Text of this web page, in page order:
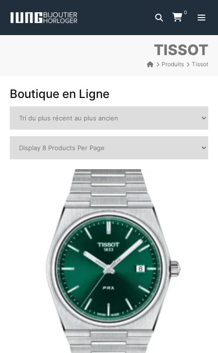
0
TISSOT
Produits Tissot
Boutique en Ligne